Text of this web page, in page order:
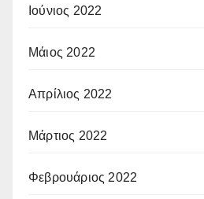
Ιούνιος 2022
Μάιος 2022
Απρίλιος 2022
Μάρτιος 2022
Φεβρουάριος 2022